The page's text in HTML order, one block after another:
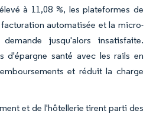
à 11,08 %, les plateformes de
automatisée et la micro-
jusqu'alors insatisfaite.
d'épargne santé avec les rails en
et réduit la charge
et de l'hôtellerie tirent parti des